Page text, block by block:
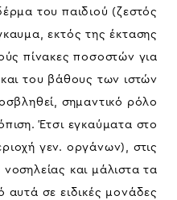
του παιδιού (ζεστός
εκτός της έκτασης
πίνακες ποσοστών για
του βάθους των ιστών
σημαντικό ρόλο
Έτσι εγκαύματα στο
γεν. οργάνων), στις
και μάλιστα τα
σε ειδικές μονάδες